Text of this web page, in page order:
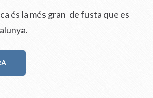
és la més gran de fusta que es